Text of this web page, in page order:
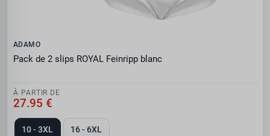
ADAMO
Pack de 2 slips ROYAL Feinripp blanc
À PARTIR DE
27.95 €
10 - 3XL 16 - 6XL